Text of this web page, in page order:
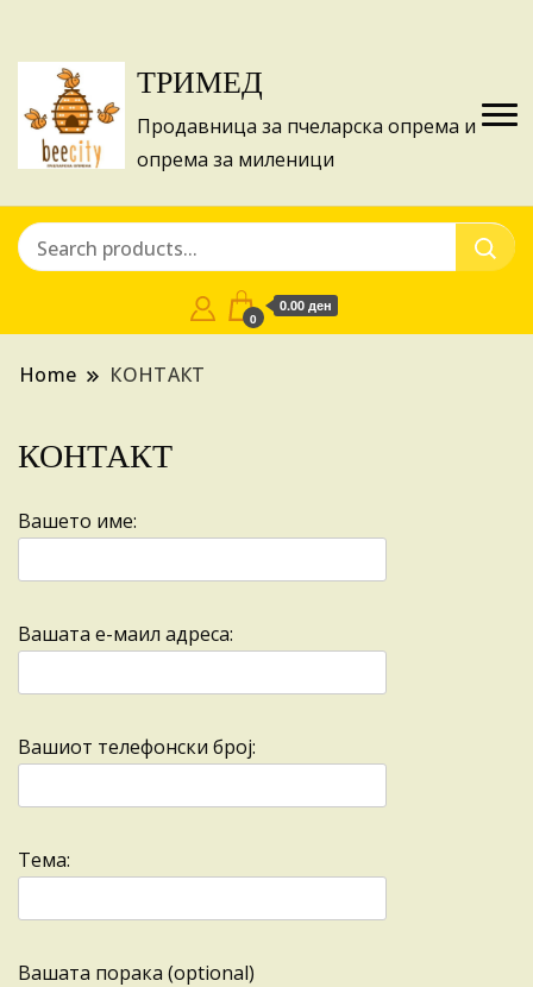
ТРИМЕД
Продавница за пчеларска опрема и
опрема за миленици
0
0.00 ден
Home КОНТАКТ
КОНТАКТ
Вашето име:
Вашата е-маил адреса:
Вашиот телефонски број:
Тема:
Вашата порака (optional)